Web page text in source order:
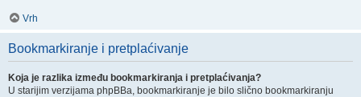
Vrh
Bookmarkiranje i pretplaćivanje
Koja je razlika između bookmarkiranja i pretplaćivanja?
U starijim verzijama phpBBa, bookmarkiranje je bilo slično bookmarkiranju